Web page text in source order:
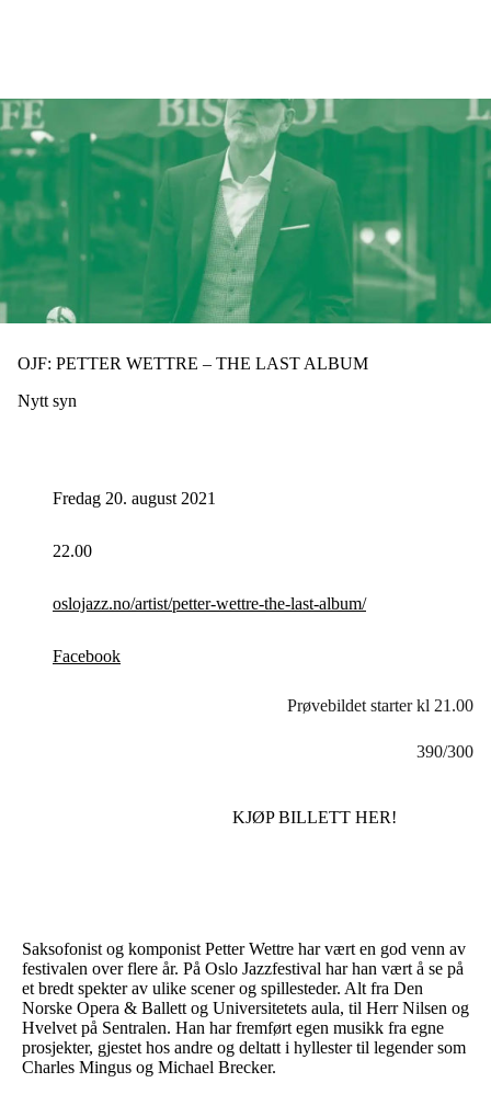
OJF: PETTER WETTRE – THE LAST ALBUM
Nytt syn
Fredag 20. august 2021
22.00
oslojazz.no/artist/petter-wettre-the-last-album/
Facebook
Prøvebildet starter kl 21.00
390/300
KJØP BILLETT HER!
Saksofonist og komponist Petter Wettre har vært en god venn av
festivalen over flere år. På Oslo Jazzfestival har han vært å se på
et bredt spekter av ulike scener og spillesteder. Alt fra Den
Norske Opera & Ballett og Universitetets aula, til Herr Nilsen og
Hvelvet på Sentralen. Han har fremført egen musikk fra egne
prosjekter, gjestet hos andre og deltatt i hyllester til legender som
Charles Mingus og Michael Brecker.